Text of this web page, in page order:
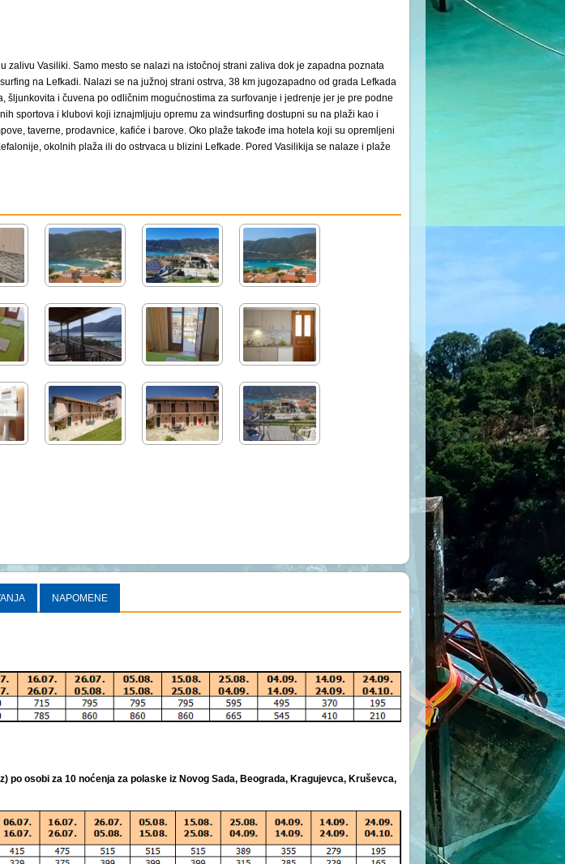
Vasiliki. Samo mesto se nalazi na istočnoj strani zaliva dok je zapadna poznata
na Lefkadi. Nalazi se na južnoj strani ostrva, 38 km jugozapadno od grada Lefkada
i čuvena po odličnim mogućnostima za surfovanje i jedrenje jer je pre podne
sportova i klubovi koji iznajmljuju opremu za windsurfing dostupni su na plaži kao i
taverne, prodavnice, kafiće i barove. Oko plaže takođe ima hotela koji su opremljeni
okolnih plaža ili do ostrvaca u blizini Lefkade. Pored Vasilikija se nalaze i plaže
NAPOMENE
osobi za 10 noćenja za polaske iz Novog Sada, Beograda, Kragujevca, Kruševca,